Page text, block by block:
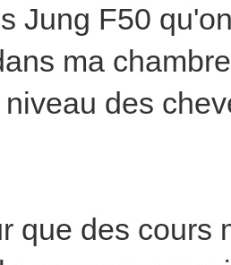
Jung F50
ma
des
que des cours